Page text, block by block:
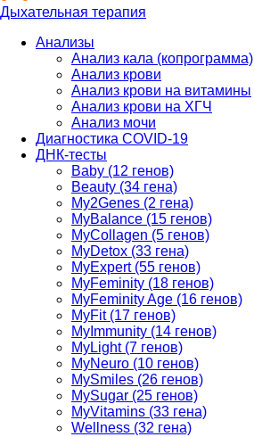
Дыхательная терапия
Анализы
Анализ кала (копрограмма)
Анализ крови
Анализ крови на витамины
Анализ крови на ХГЧ
Анализ мочи
Диагностика COVID-19
ДНК-тесты
Baby (12 генов)
Beauty (34 гена)
My2Genes (2 гена)
MyBalance (15 генов)
MyCollagen (5 генов)
MyDetox (33 гена)
MyExpert (55 генов)
MyFeminity (18 генов)
MyFeminity Age (16 генов)
MyFit (17 генов)
MyImmunity (14 генов)
MyLight (7 генов)
MyNeuro (10 генов)
MySmiles (26 генов)
MySugar (25 генов)
MyVitamins (33 гена)
Wellness (32 гена)